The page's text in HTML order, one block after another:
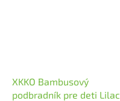
XKKO Bambusový
podbradník pre deti Lilac